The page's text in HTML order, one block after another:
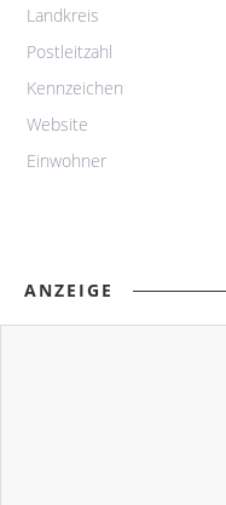
Landkreis
Postleitzahl
Kennzeichen
Website
Einwohner
ANZEIGE